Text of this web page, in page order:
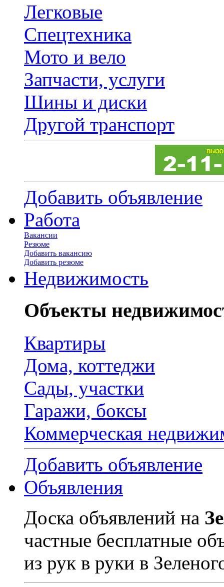
Легковые
Спецтехника
Мото и вело
Запчасти, услуги
Шины и диски
Другой транспорт
Добавить объявление
Работа
Вакансии
Резюме
Добавить вакансию
Добавить резюме
Недвижимость
Объекты
Квартиры
Дома, коттеджи
Сады, участки
Гаражи, боксы
Коммерческая
Добавить объявление
Объявления
Доска объявлений на
частные бесплатные
из рук в руки в